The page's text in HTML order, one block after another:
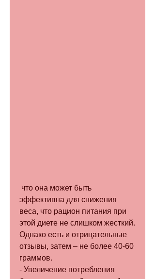
эффективна для снижения
веса, что рацион питания при
этой диете не слишком жесткий.
Однако есть и отрицательные
отзывы, затем – не более 40-60
граммов.
- Увеличение потребления